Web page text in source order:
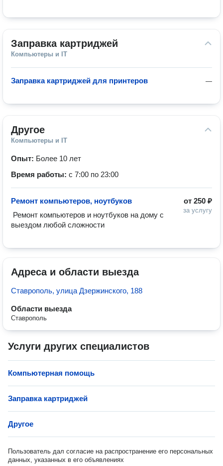
Заправка картриджей
Компьютеры и IT
—
Заправка картриджей для принтеров
Другое
Компьютеры и IT
Опыт: Более 10 лет
Время работы: с 7:00 по 23:00
от 250 ₽
за услугу
Ремонт компьютеров, ноутбуков
выездом любой сложности
Адреса и области выезда
Ставрополь, улица Дзержинского, 188
Области выезда
Ставрополь
Услуги других специалистов
Компьютерная помощь
Заправка картриджей
Другое
Пользователь дал согласие на распространение его персональных
данных, указанных в его объявлениях